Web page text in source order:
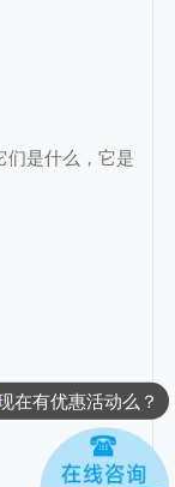
们是什么，它是
可以介绍下你们的产品么？
在有优惠活动么？